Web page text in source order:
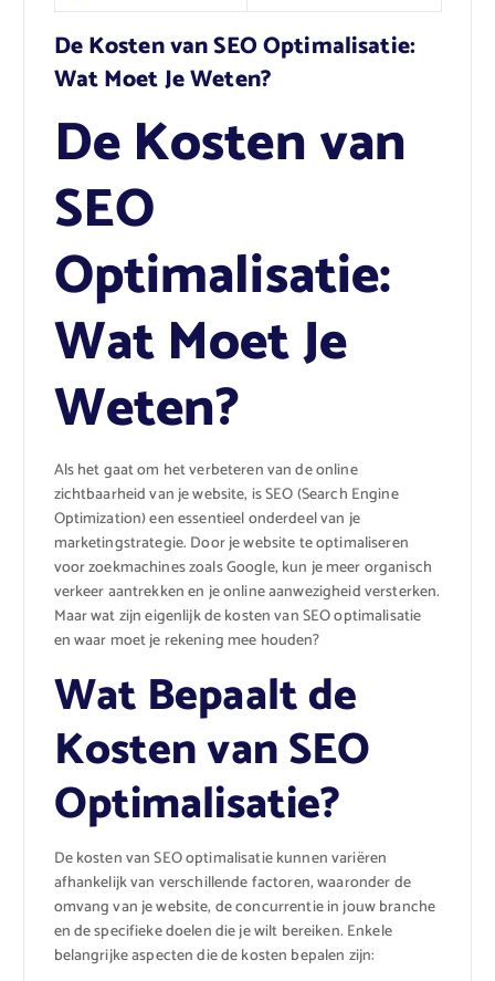
De Kosten van SEO Optimalisatie:
Wat Moet Je Weten?
De Kosten van
SEO
Optimalisatie:
Wat Moet Je
Weten?
Als het gaat om het verbeteren van de online
zichtbaarheid van je website, is SEO (Search Engine
Optimization) een essentieel onderdeel van je
marketingstrategie. Door je website te optimaliseren
voor zoekmachines zoals Google, kun je meer organisch
verkeer aantrekken en je online aanwezigheid versterken.
Maar wat zijn eigenlijk de kosten van SEO optimalisatie
en waar moet je rekening mee houden?
Wat Bepaalt de
Kosten van SEO
Optimalisatie?
De kosten van SEO optimalisatie kunnen variëren
afhankelijk van verschillende factoren, waaronder de
omvang van je website, de concurrentie in jouw branche
en de specifieke doelen die je wilt bereiken. Enkele
belangrijke aspecten die de kosten bepalen zijn: